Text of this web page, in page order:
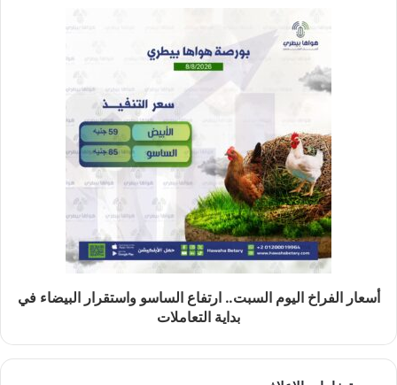
أسعار الفراخ اليوم السبت.. ارتفاع الساسو واستقرار البيضاء في
بداية التعاملات